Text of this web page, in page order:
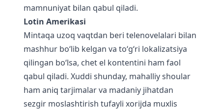
mamnuniyat bilan qabul qiladi.
Lotin Amerikasi
Mintaqa uzoq vaqtdan beri telenovelalari bilan
mashhur bo‘lib kelgan va to‘g‘ri lokalizatsiya
qilingan bo‘lsa, chet el kontentini ham faol
qabul qiladi. Xuddi shunday, mahalliy shoular
ham aniq tarjimalar va madaniy jihatdan
sezgir moslashtirish tufayli xorijda muxlis